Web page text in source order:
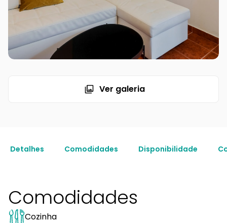
Ver galeria
Detalhes Comodidades Disponibilidade
Comodidades
Cozinha